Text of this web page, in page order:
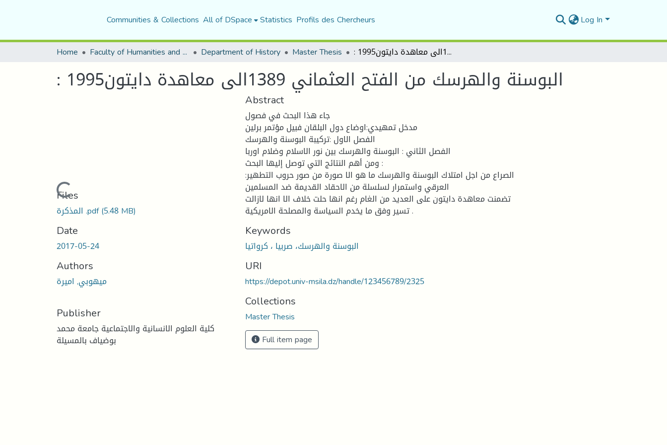
Communities & Collections All of DSpace Statistics Profils des Chercheurs Log In
Home Faculty of Humanities and Social Sciences Department of History Master Thesis : البوسنة والهرسك من الفتح العثماني 1389الى معاهدة دايتون1995
: البوسنة والهرسك من الفتح العثماني 1389الى معاهدة دايتون1995
Loading...
Files
المذكرة .pdf(5.48 MB)
Date
2017-05-24
Authors
ميهوبي, اميرة
Publisher
كلية العلوم الانسانية والاجتماعية جامعة محمد
بوضياف بالمسيلة
Abstract
جاء هذا البحث في فصول
مدخل تمهيدي:اوضاع دول البلقان فبيل مؤتمر برلين
الفصل الاول :تركيبة البوسنة والهرسك
الفصل الثاني : البوسنة والهرسك بين نور الاسلام وضلام اوربا
ومن أهم النتائج التي توصل إليها البحث :
:الصراع من اجل امتلاك البوسنة والهرسك ما هو الا صورة من صور حروب التطهير
العرقي واستمرار لسلسلة من الاحقاد القديمة ضد المسلمين
تضمنت معاهدة دايتون على العديد من الغام رغم انها حلت خلاف الا انها لازالت
تسير وفق ما يخدم السياسة والمصلحة الامريكية .
Keywords
البوسنة والهرسك، صربيا ، كرواتيا
URI
https://depot.univ-msila.dz/handle/123456789/2325
Collections
Master Thesis
Full item page